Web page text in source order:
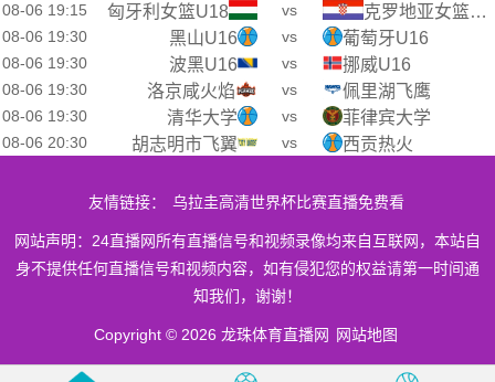
08-06 19:15 匈牙利女篮U18 vs 克罗地亚女篮U18
08-06 19:30 黑山U16 vs 葡萄牙U16
08-06 19:30 波黑U16 vs 挪威U16
08-06 19:30 洛京咸火焰 vs 佩里湖飞鹰
08-06 19:30 清华大学 vs 菲律宾大学
08-06 20:30 胡志明市飞翼 vs 西贡热火
友情链接： 乌拉圭高清世界杯比赛直播免费看
网站声明：24直播网所有直播信号和视频录像均来自互联网，本站自
身不提供任何直播信号和视频内容，如有侵犯您的权益请第一时间通
知我们，谢谢！
Copyright © 2026 龙珠体育直播网 网站地图